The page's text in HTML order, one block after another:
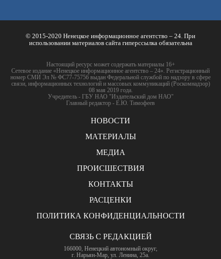
© 2015-2020 Ненецкое информационное агентство – 24. При
использовании материалов сайта гиперссылка обязательна
Настоящий ресурс может содержать материалы 16+
Сетевое издание «Ненецкое информационное агентство – 24». Регистрационный
номер СМИ Эл № ФС77-75756 выдан Федеральной службой по надзору в сфере
связи, информационных технологий и массовых коммуникаций (Роскомнадзор)
08 мая 2019 года.
Учредитель - ГБУ НАО "Издательский дом НАО"
Главный редактор - Е.Ю. Тимофеев
НОВОСТИ
МАТЕРИАЛЫ
МЕДИА
ПРОИСШЕСТВИЯ
КОНТАКТЫ
РАСЦЕНКИ
ПОЛИТИКА КОНФИДЕНЦИАЛЬНОСТИ
СВЯЗЬ С РЕДАКЦИЕЙ
166000, Ненецкий автономный округ,
г. Нарьян-Мар, ул. Ленина, 25а.